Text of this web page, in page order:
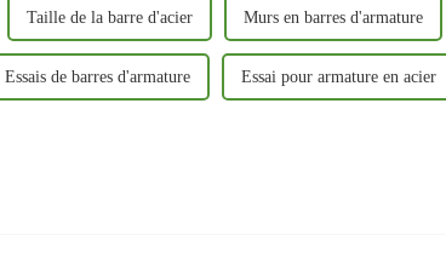
Taille de la barre d'acier Murs en barres d'armature
Essais de barres d'armature Essai pour armature en acier